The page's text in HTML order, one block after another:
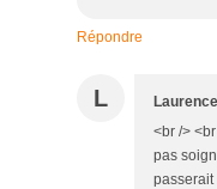
Répondre
L
<br />
pas
passerait